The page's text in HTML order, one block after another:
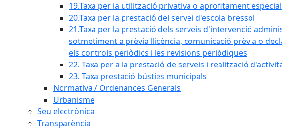
19.Taxa per la utilització privativa o aprofitament
20.Taxa per la prestació del servei d'escola bressol
21.Taxa per la prestació dels serveis d'intervenció
sotmetiment a prèvia llicència, comunicació prèvia o
els controls periòdics i les revisions periòdiques
22. Taxa per a la prestació de serveis i realització
23. Taxa prestació bústies municipals
Normativa / Ordenances Generals
Urbanisme
Seu electrònica
Transparència